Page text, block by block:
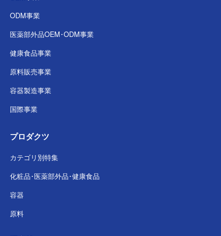
ODM事業
医薬部外品OEM･ODM事業
健康食品事業
原料販売事業
容器製造事業
国際事業
プロダクツ
カテゴリ別特集
化粧品･医薬部外品･健康食品
容器
原料